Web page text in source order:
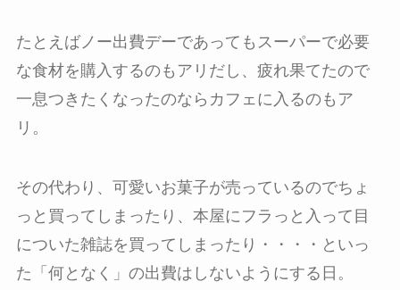
たとえばノー出費デーであってもスーパーで必要
な食材を購入するのもアリだし、疲れ果てたので
一息つきたくなったのならカフェに入るのもア
リ。
その代わり、可愛いお菓子が売っているのでちょ
っと買ってしまったり、本屋にフラっと入って目
についた雑誌を買ってしまったり・・・・といっ
た「何となく」の出費はしないようにする日。